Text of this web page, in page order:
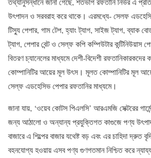
উৎপাদন ও সরবরাহ করে থাকে। এরমধ্যে- সেলফ
টিস্যু পেপার, গাম টেপ, হ্যাং ট্যাগ, সাইজ ট্যাগ, ব্যাক
ট্যাগ, পেপার বেন্ট ও সেল্ফ কপি কম্পিউটার
বিতরণ চ্যানেলের মাধ্যমে দেশী-বিদেশী রফতানিকারকদের
কোম্পানিটির আয়ের মূল উৎস। মূলত কোম্পানিটির মূল
সেল্ফ এডহেসিভ পেপার রফতানির মাধ্যমে।
জানা যায়, ‘ওয়েব কোটস পিএলসি’ আরএমজি সেক্টরের
জন্য আঠালো ও অন্যান্য প্রযুক্তিগত কাগুজে পণ্য
বাজারে এ শিল্পের বাজার যথেষ্ট বড় এবং এর চাহিদা দ্রুত
বহনযোগ্য হওয়ায় এসব পণ্য গুণগতমান নিশ্চিত করে